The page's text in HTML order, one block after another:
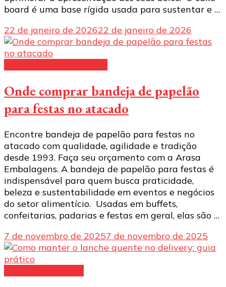
board é uma base rígida usada para sustentar e …
22 de janeiro de 202622 de janeiro de 2026
Onde comprar bandeja de papelão
para festas no atacado
Encontre bandeja de papelão para festas no
atacado com qualidade, agilidade e tradição
desde 1993. Faça seu orçamento com a Arasa
Embalagens. A bandeja de papelão para festas é
indispensável para quem busca praticidade,
beleza e sustentabilidade em eventos e negócios
do setor alimentício. Usadas em buffets,
confeitarias, padarias e festas em geral, elas são …
7 de novembro de 20257 de novembro de 2025